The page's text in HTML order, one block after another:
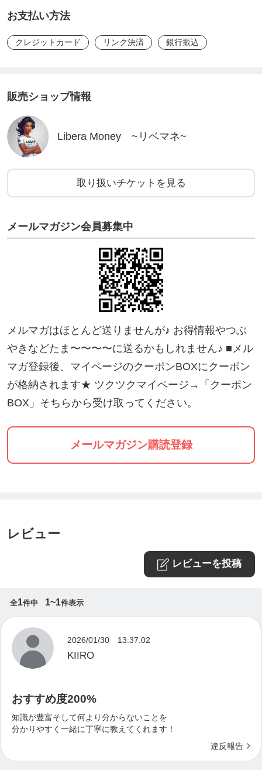
お支払い方法
クレジットカード リンク決済 銀行振込
販売ショップ情報
Libera Money ~リベマネ~
取り扱いチケットを見る
メールマガジン会員募集中
メルマガはほとんど送りませんが♪ お得情報やつぶ
やきなどたま〜〜〜〜に送るかもしれません♪ ■メル
マガ登録後、マイページのクーポンBOXにクーポン
が格納されます★ ツクツクマイページ→「クーポン
BOX」そちらから受け取ってください。
メールマガジン購読登録
レビュー
レビューを投稿
全1件中 1~1件表示
2026/01/30 13:37.02
KIIRO
おすすめ度200%
知識が豊富そして何より分からないことを
分かりやすく一緒に丁寧に教えてくれます！
違反報告